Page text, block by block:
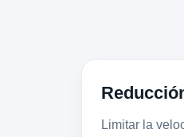
Limitar la